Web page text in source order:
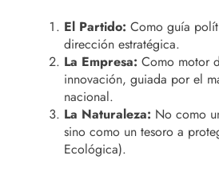
El Partido: Como guía
dirección estratégica.
La Empresa: Como motor
innovación, guiada por el
nacional.
La Naturaleza: No como
sino como un tesoro a
Ecológica).